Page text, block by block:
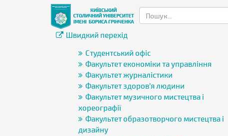
Швидкий перехід
Студентський офіс
Факультет економіки та управління
Факультет журналістики
Факультет здоров’я людини
Факультет музичного мистецтва і
хореографії
Факультет образотворчого мистецтва і
дизайну